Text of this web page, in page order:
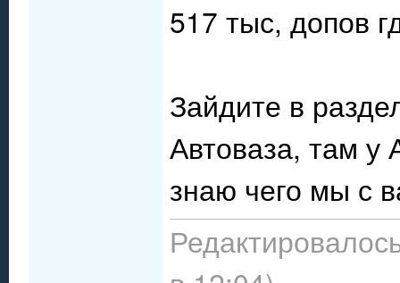
517 тыс, допов
Зайдите в
Автоваза, там у
знаю чего мы с